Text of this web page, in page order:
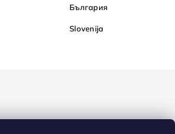
България
Slovenija